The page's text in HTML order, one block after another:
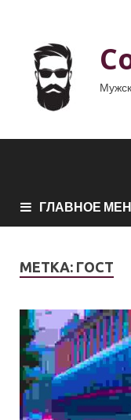
ГЛАВНОЕ
МЕТКА: ГОСТ